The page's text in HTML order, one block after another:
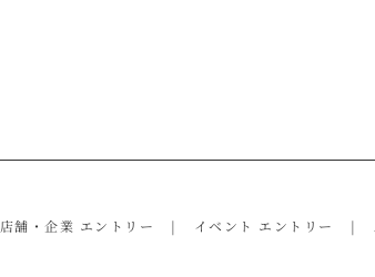
店舗・企業 エントリー イベント エントリー